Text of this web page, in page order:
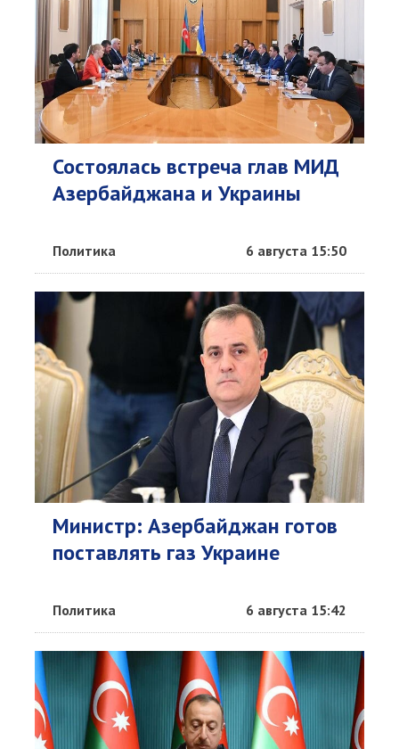
Состоялась встреча глав МИД
Азербайджана и Украины
Политика 6 августа 15:50
Министр: Азербайджан готов
поставлять газ Украине
Политика 6 августа 15:42